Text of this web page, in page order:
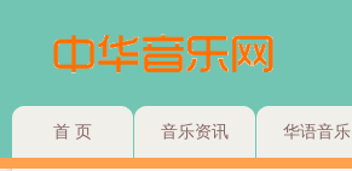
首 页 音乐资讯 华语音乐